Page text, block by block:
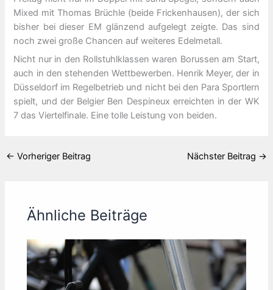
Mixed mit Thomas Brüchle (beide Frickenhausen), der sich
bisher bei dieser EM glänzend aufgelegt zeigte. Das sind
noch zwei große Chancen auf weiteres Edelmetall.
Nicht nur in den Rollstuhlklassen waren Borussen am Start,
auch in den stehenden Wettbewerben. Henrik Meyer, der in
Düsseldorf im Regelbetrieb und nicht bei den Para Sportlern
spielt, und der Belgier Ben Despineux erreichten in der WK
7 das Viertelfinale. Eine tolle Leistung von beiden.
← Vorheriger Beitrag Nächster Beitrag →
Ähnliche Beiträge